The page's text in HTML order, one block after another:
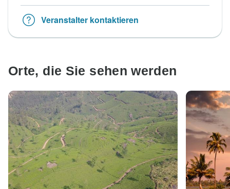
Veranstalter kontaktieren
Orte, die Sie sehen werden